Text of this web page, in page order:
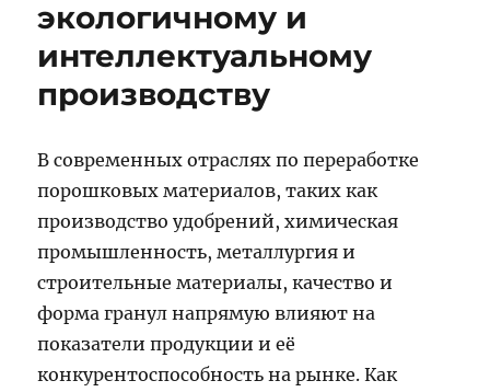
экологичному и
интеллектуальному
производству
В современных отраслях по переработке
порошковых материалов, таких как
производство удобрений, химическая
промышленность, металлургия и
строительные материалы, качество и
форма гранул напрямую влияют на
показатели продукции и её
конкурентоспособность на рынке. Как